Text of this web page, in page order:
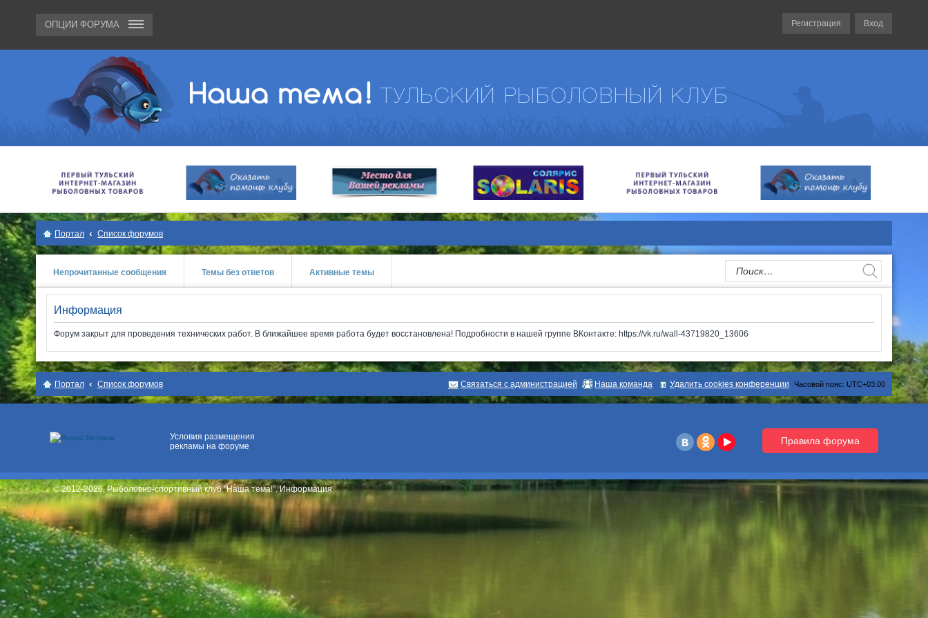
ОПЦИИ ФОРУМА Вход
Регистрация
Место для вашей
рекламы
Портал Список форумов
Непрочитанные сообщения Темы без ответов Активные темы
Информация
Форум закрыт для проведения технических работ. В ближайшее время работа будет восстановлена! Подробности в нашей группе ВКонтакте: https://vk.ru/wall-43719820_13606
Портал Список форумов Часовой пояс: UTC+03:00
Удалить cookies конференции
Наша команда
Связаться с администрацией
Условия размещения
рекламы на форуме
Правила форума
© 2012-2026, Рыболовно-спортивный клуб "Наша тема!". Информация